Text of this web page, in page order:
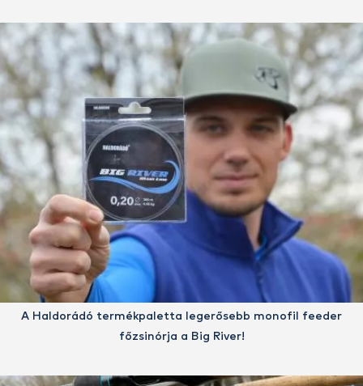
A Haldorádó termékpaletta legerősebb monofil feeder
főzsinórja a Big River!